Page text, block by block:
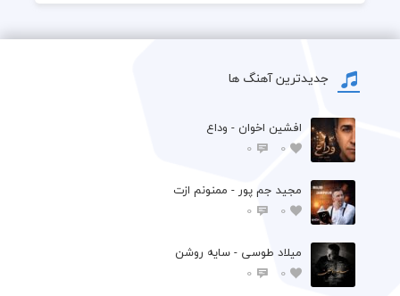
جدیدترین آهنگ ها
افشين اخوان - وداع
0
0
مجید جم پور - ممنونم ازت
0
0
میلاد طوسی - سایه روشن
0
0